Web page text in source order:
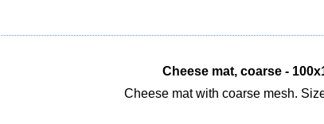
Cheese mat, coarse -
Cheese mat with coarse mesh.